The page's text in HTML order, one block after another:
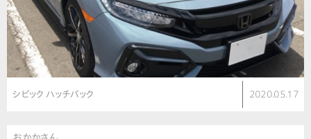
シビック ハッチバック 2020.05.17